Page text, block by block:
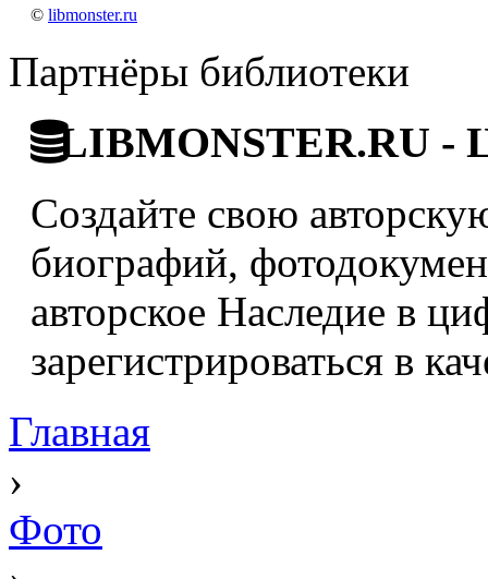
© libmonster.ru
Партнёры библиотеки
LIBMONSTER.RU -
Создайте свою
биографий,
авторское Наследие в
зарегистрироваться в
Главная
›
Фото